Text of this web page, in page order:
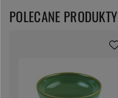
POLECANE PRODUKTY